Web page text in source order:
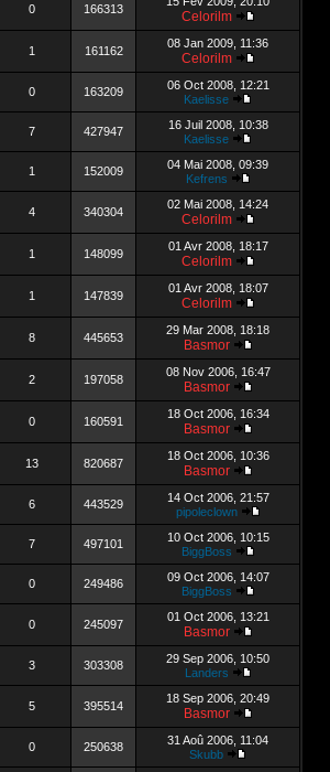
0 166313 Celorilm
1 161162
08 Jan 2009, 11:36
Celorilm
0 163209
06 Oct 2008, 12:21
Kaelisse
7 427947
16 Juil 2008, 10:38
Kaelisse
1 152009
04 Mai 2008, 09:39
Kefrens
4 340304
02 Mai 2008, 14:24
Celorilm
1 148099
01 Avr 2008, 18:17
Celorilm
1 147839
01 Avr 2008, 18:07
Celorilm
8 445653
29 Mar 2008, 18:18
Basmor
2 197058
08 Nov 2006, 16:47
Basmor
0 160591
18 Oct 2006, 16:34
Basmor
13 820687
18 Oct 2006, 10:36
Basmor
6 443529
14 Oct 2006, 21:57
pipoleclown
7 497101
10 Oct 2006, 10:15
BiggBoss
0 249486
09 Oct 2006, 14:07
BiggBoss
0 245097
01 Oct 2006, 13:21
Basmor
3 303308
29 Sep 2006, 10:50
Landers
5 395514
18 Sep 2006, 20:49
Basmor
0 250638
31 Aoû 2006, 11:04
Skubb